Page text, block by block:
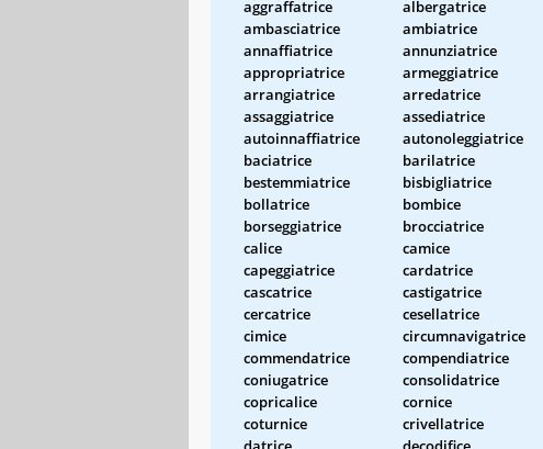
aggraffatrice
albergatrice
ambasciatrice
ambiatrice
annaffiatrice
annunziatrice
appropriatrice
armeggiatrice
arrangiatrice
arredatrice
assaggiatrice
assediatrice
autoinnaffiatrice
autonoleggiatrice
baciatrice
barilatrice
bestemmiatrice
bisbigliatrice
bollatrice
bombice
borseggiatrice
brocciatrice
calice
camice
capeggiatrice
cardatrice
cascatrice
castigatrice
cercatrice
cesellatrice
cimice
circumnavigatrice
commendatrice
compendiatrice
coniugatrice
consolidatrice
copricalice
cornice
coturnice
crivellatrice